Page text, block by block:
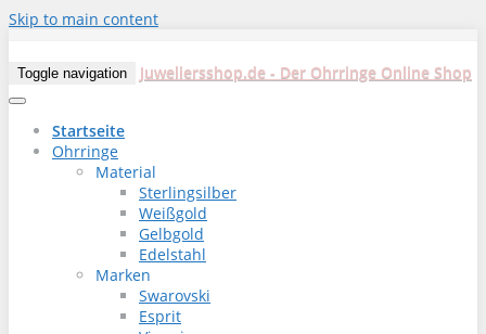
Skip to main content
Toggle navigation Juweliersshop.de - Der Ohrringe Online Shop
Startseite
Ohrringe
Material
Sterlingsilber
Weißgold
Gelbgold
Edelstahl
Marken
Swarovski
Esprit